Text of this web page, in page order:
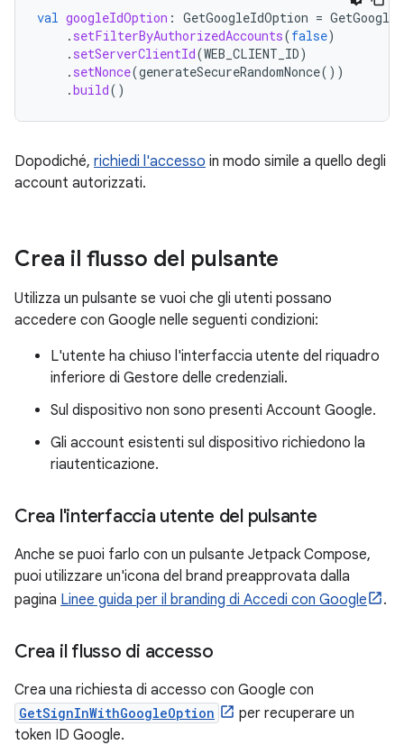
val googleIdOption : GetGoogleIdOption =
. setFilterByAuthorizedAccounts(false)
. setServerClientId(WEB_CLIENT_ID)
. setNonce(generateSecureRandomNonce())
.build()
Dopodiché, richiedi l'accesso in modo simile a quello degli
account autorizzati.
Crea il flusso del pulsante
Utilizza un pulsante se vuoi che gli utenti possano
accedere con Google nelle seguenti condizioni:
L'utente ha chiuso l'interfaccia utente del riquadro
inferiore di Gestore delle credenziali.
Sul dispositivo non sono presenti Account Google.
Gli account esistenti sul dispositivo richiedono la
riautenticazione.
Crea l'interfaccia utente del pulsante
Anche se puoi farlo con un pulsante Jetpack Compose,
puoi utilizzare un'icona del brand preapprovata dalla
pagina Linee guida per il branding di Accedi con Google .
Crea il flusso di accesso
Crea una richiesta di accesso con Google con
GetSignInWithGoogleOption
per recuperare un
token ID Google.